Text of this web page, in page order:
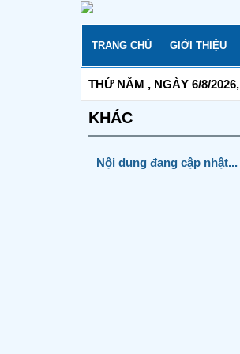
TRANG CHỦ GIỚI THIỆU
THỨ NĂM , NGÀY 6/8/2026,
KHÁC
Nội dung đang cập nhật...